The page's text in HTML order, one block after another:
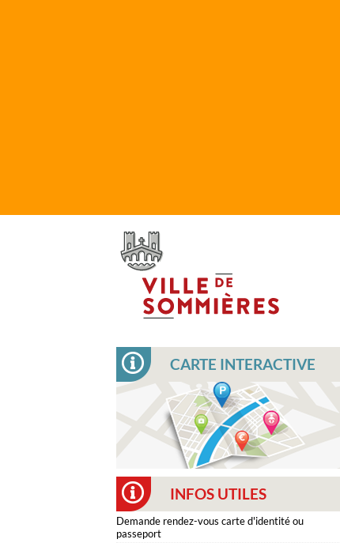
CARTE INTERACTIVE
INFOS UTILES
Demande rendez-vous carte d'identité ou
passeport